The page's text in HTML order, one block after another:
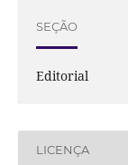
SEÇÃO
Editorial
LICENÇA